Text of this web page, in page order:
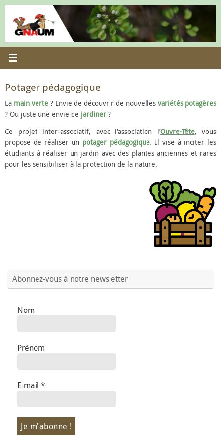
Passer
contenu
Potager pédagogique
La main verte ? Envie de découvrir de nouvelles variétés potagères
? Ou juste une envie de jardiner ?
Ce projet inter-associatif, avec l’association l’Ouvre-Tête, vous
propose de réaliser un potager pédagogique. Il vise à inciter les
étudiants à réaliser un jardin avec des plantes anciennes et rares
pour les sensibiliser à la protection de la nature.
Abonnez-vous à notre newsletter
Nom
Prénom
E-mail *